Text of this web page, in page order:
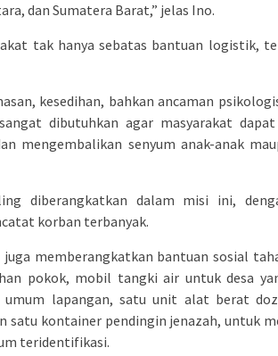
dan Sumatera Barat,” jelas Ino.
tak hanya sebatas bantuan logistik,
kesedihan, bahkan ancaman
dibutuhkan agar masyarakat
mengembalikan senyum anak-anak
diberangkatkan dalam misi ini,
korban terbanyak.
memberangkatkan bantuan sosial
pokok, mobil tangki air untuk desa
lapangan, satu unit alat berat
satu kontainer pendingin jenazah, untuk
teridentifikasi.